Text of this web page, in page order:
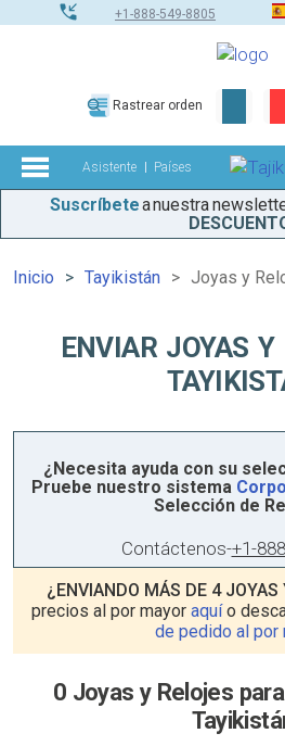
+1-888-549-8805
Rastrear orden
Asistente Países
Suscríbetea nuestra
Inicio Tayikistán Joyas y
ENVIAR JOYAS Y
¿Necesita ayuda con su
Pruebe nuestro sistema
Selección de
Contáctenos-+1-
¿ENVIANDO MÁS DE 4 JOYAS
precios al por mayor aquío
de pedido al por
0 Joyas y Relojes